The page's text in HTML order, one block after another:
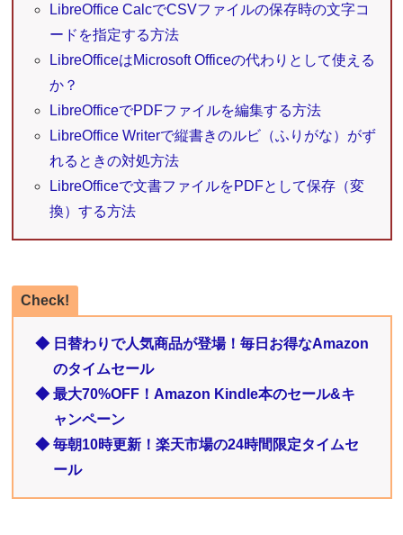
LibreOffice CalcでCSVファイルの保存時の文字コ
ードを指定する方法
LibreOfficeはMicrosoft Officeの代わりとして使える
か？
LibreOfficeでPDFファイルを編集する方法
LibreOffice Writerで縦書きのルビ（ふりがな）がず
れるときの対処方法
LibreOfficeで文書ファイルをPDFとして保存（変
換）する方法
Check!
◆ 日替わりで人気商品が登場！毎日お得なAmazon
のタイムセール
◆ 最大70%OFF！Amazon Kindle本のセール&キ
ャンペーン
◆ 毎朝10時更新！楽天市場の24時間限定タイムセ
ール